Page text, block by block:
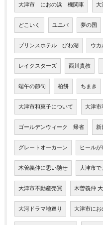
大津市 におの浜 機関車
どこいく ユニバ 夢の国
プリンスホテル びわ湖 ウカ
レイクスターズ 西川貴教
端午の節句 柏餅 ちまき
大津市和菓子について 大津市
ゴールデンウィーク 帰省 新
グレートオーカーン ヒール
木曽義仲に思い馳せ 大津市で
大津市不動産売買 木曽義仲
大河ドラマ地巡り 大津市にお